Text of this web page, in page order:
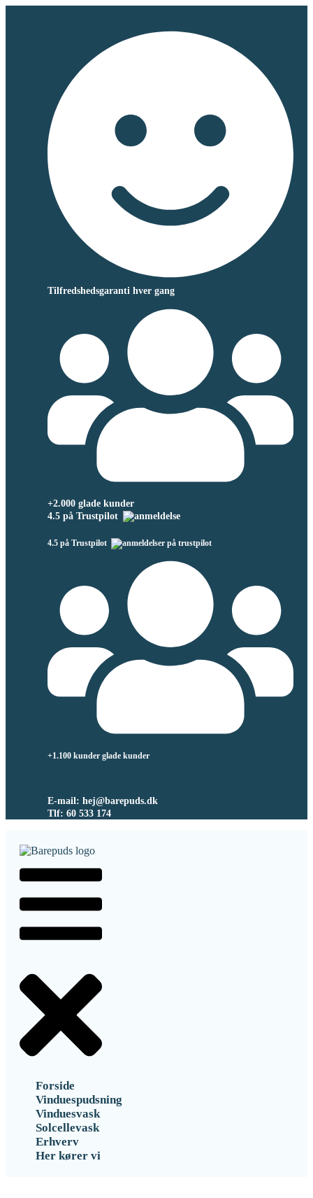
Tilfredshedsgaranti hver gang
+2.000 glade kunder
4.5 på Trustpilot
4.5 på Trustpilot
+1.100 kunder glade kunder
E-mail: hej@barepuds.dk
Tlf: 60 533 174
Forside
Vinduespudsning
Vinduesvask
Solcellevask
Erhverv
Her kører vi